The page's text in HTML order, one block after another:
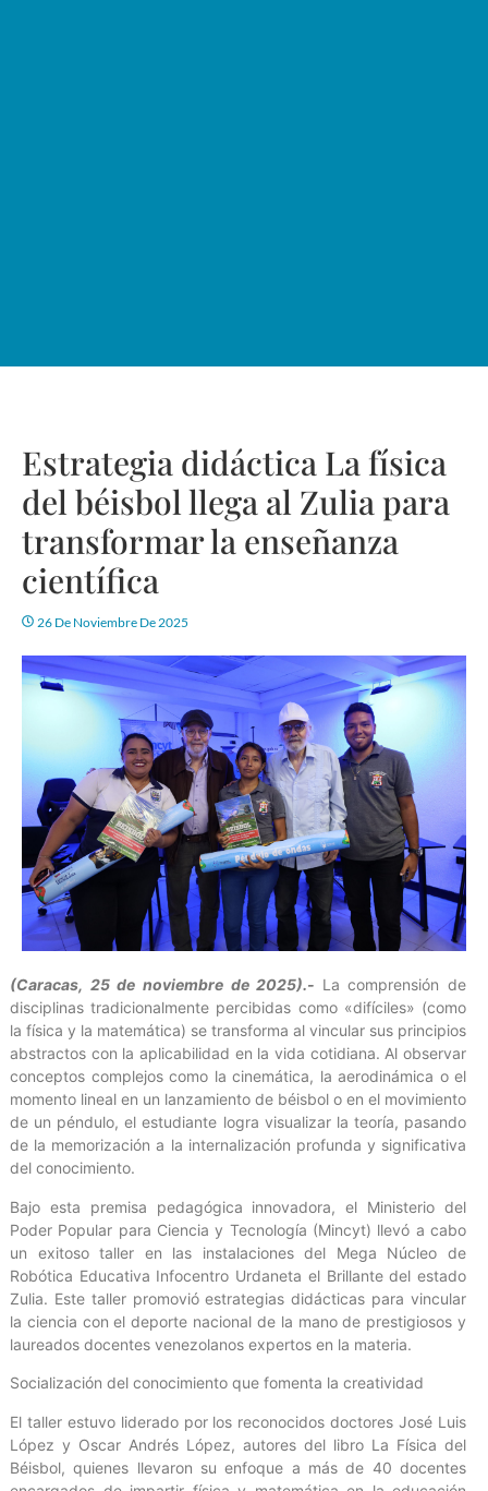
Estrategia didáctica La física
del béisbol llega al Zulia para
transformar la enseñanza
científica
26 De Noviembre De 2025
(Caracas, 25 de noviembre de 2025).- La comprensión de
disciplinas tradicionalmente percibidas como «difíciles» (como
la física y la matemática) se transforma al vincular sus principios
abstractos con la aplicabilidad en la vida cotidiana. Al observar
conceptos complejos como la cinemática, la aerodinámica o el
momento lineal en un lanzamiento de béisbol o en el movimiento
de un péndulo, el estudiante logra visualizar la teoría, pasando
de la memorización a la internalización profunda y significativa
del conocimiento.
Bajo esta premisa pedagógica innovadora, el Ministerio del
Poder Popular para Ciencia y Tecnología (Mincyt) llevó a cabo
un exitoso taller en las instalaciones del Mega Núcleo de
Robótica Educativa Infocentro Urdaneta el Brillante del estado
Zulia. Este taller promovió estrategias didácticas para vincular
la ciencia con el deporte nacional de la mano de prestigiosos y
laureados docentes venezolanos expertos en la materia.
Socialización del conocimiento que fomenta la creatividad
El taller estuvo liderado por los reconocidos doctores José Luis
López y Oscar Andrés López, autores del libro La Física del
Béisbol, quienes llevaron su enfoque a más de 40 docentes